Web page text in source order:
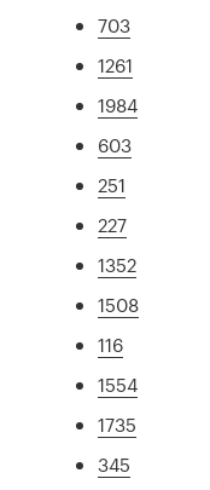
703
1261
1984
603
251
227
1352
1508
116
1554
1735
345